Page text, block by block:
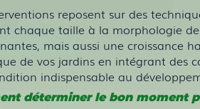
reposent sur des
chaque taille à la morphologie
mais aussi une croissance
de vos jardins en intégrant des
indispensable au
déterminer le bon moment